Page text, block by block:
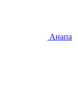
Анапа